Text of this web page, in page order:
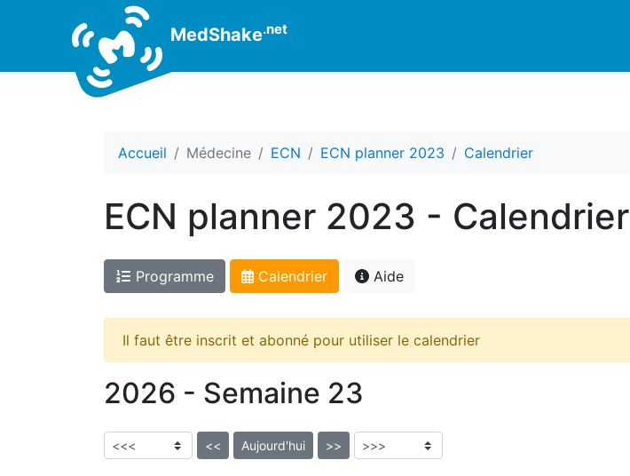
MedShake.net
Accueil Médecine ECN ECN planner 2023 Calendrier
ECN planner 2023 - Calendrier
Programme Calendrier Aide
Il faut être inscrit et abonné pour utiliser le calendrier
2026 - Semaine 23
<< Aujourd'hui >>